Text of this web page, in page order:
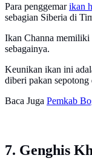
Para penggemarikan
sebagian Siberia di
Ikan Channa memiliki
sebagainya.
Keunikan ikan ini
diberi pakan sepotong
Baca Juga Pemkab
7. Genghis